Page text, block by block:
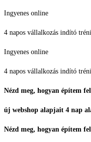
Skip
content
Ingyenes online
4 napos vállalkozás indító
Ingyenes online
4 napos vállalkozás indító
Nézd meg, hogyan építem
új webshop alapjait 4 nap
Nézd meg, hogyan építem